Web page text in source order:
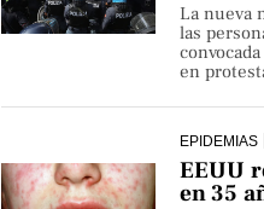
La nueva
las
en
EPIDEMIAS
EEUU
en 35